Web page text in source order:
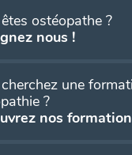
ostéopathe ?
nous !
une
?
nos